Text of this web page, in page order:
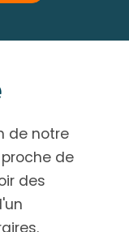
de notre
de
des